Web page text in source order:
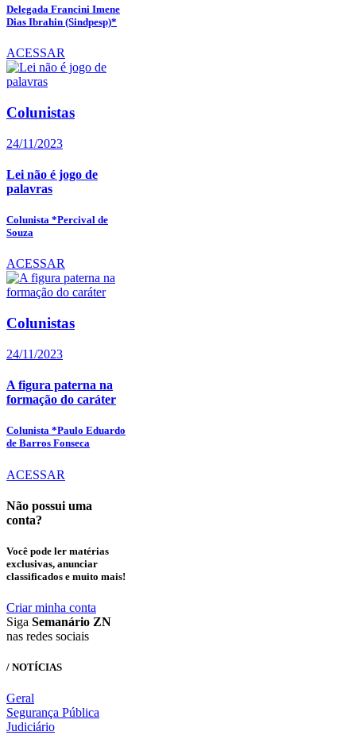
Delegada Francini Imene
Dias Ibrahin (Sindpesp)*
ACESSAR
Colunistas
24/11/2023
Lei não é jogo de
palavras
Colunista *Percival de
Souza
ACESSAR
Colunistas
24/11/2023
A figura paterna na
formação do caráter
Colunista *Paulo Eduardo
de Barros Fonseca
ACESSAR
Não possui uma
conta?
Você pode ler matérias
exclusivas, anunciar
classificados e muito mais!
Criar minha conta
Siga Semanário ZN
nas redes sociais
/ NOTÍCIAS
Geral
Segurança Pública
Judiciário